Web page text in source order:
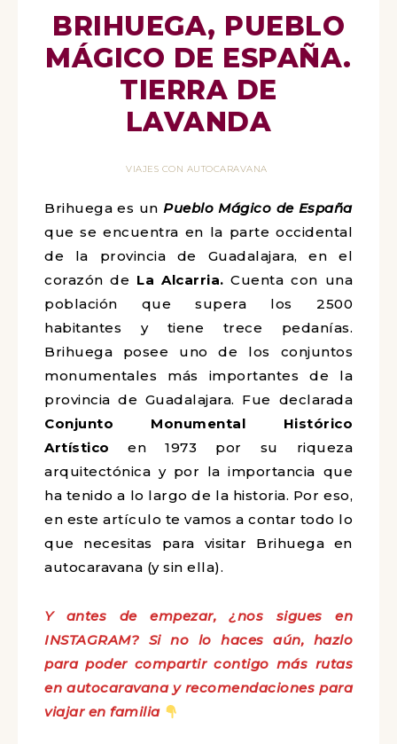
BRIHUEGA, PUEBLO
MÁGICO DE ESPAÑA.
TIERRA DE
LAVANDA
VIAJES CON AUTOCARAVANA
Brihuega es un Pueblo Mágico de España
que se encuentra en la parte occidental
de la provincia de Guadalajara, en el
corazón de La Alcarria.Cuenta con una
población que supera los 2500
habitantes y tiene trece pedanías.
Brihuega posee uno de los conjuntos
monumentales más importantes de la
provincia de Guadalajara. Fue declarada
Conjunto Monumental Histórico
Artístico en 1973 por su riqueza
arquitectónica y por la importancia que
ha tenido a lo largo de la historia. Por eso,
en este artículo te vamos a contar todo lo
que necesitas para visitar Brihuega en
autocaravana (y sin ella).
Y antes de empezar, ¿nos sigues en
INSTAGRAM? Si no lo haces aún, hazlo
para poder compartir contigo más rutas
en autocaravana y recomendaciones para
viajar en familia